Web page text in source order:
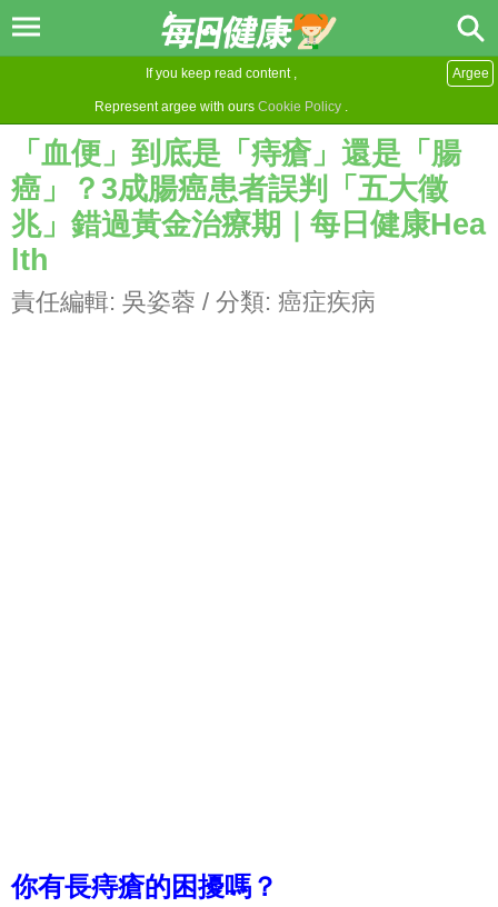
If you keep read content ,
Represent argee with ours Cookie Policy .
Argee
「血便」到底是「痔瘡」還是「腸
癌」？3成腸癌患者誤判「五大徵
兆」錯過黃金治療期｜每日健康Hea
lth
責任編輯: 吳姿蓉 / 分類: 癌症疾病
你有長痔瘡的困擾嗎？